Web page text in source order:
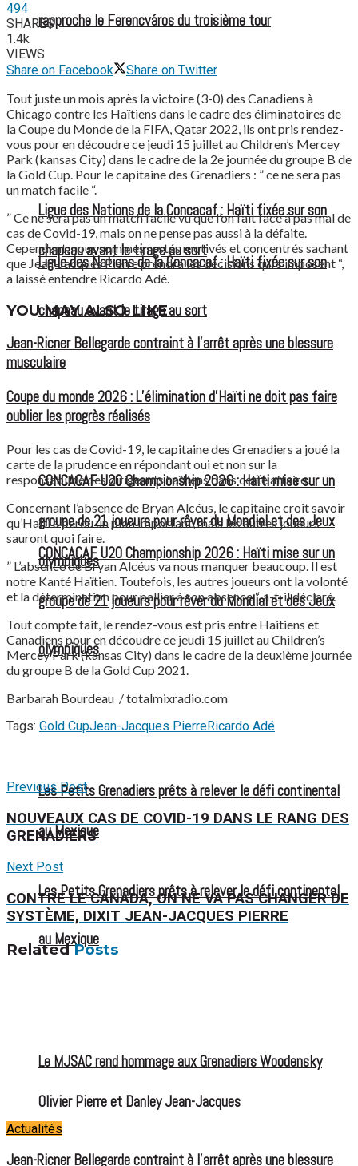
rapproche le Ferencváros du troisième tour
Ligue des Nations de la Concacaf : Haïti fixée sur son
chapeau avant le tirage au sort
CONCACAF U20 Championship 2026 : Haïti mise sur un
groupe de 21 joueurs pour rêver du Mondial et des Jeux
olympiques
Les Petits Grenadiers prêts à relever le défi continental
au Mexique
Ligue des Nations de la Concacaf : Haïti fixée sur son
chapeau avant le tirage au sort
CONCACAF U20 Championship 2026 : Haïti mise sur un
groupe de 21 joueurs pour rêver du Mondial et des Jeux
olympiques
Les Petits Grenadiers prêts à relever le défi continental
au Mexique
Le MJSAC rend hommage aux Grenadiers Woodensky
Olivier Pierre et Danley Jean-Jacques
494
SHARES
1.4k
VIEWS
Share on Facebook
Share on Twitter
Tout juste un mois après la victoire (3-0) des Canadiens à
Chicago contre les Haïtiens dans le cadre des éliminatoires de
la Coupe du Monde de la FIFA, Qatar 2022, ils ont pris rendez-
vous pour en découdre ce jeudi 15 juillet au Children’s Mercey
Park (kansas City) dans le cadre de la 2e journée du groupe B de
la Gold Cup. Pour le capitaine des Grenadiers : ” ce ne sera pas
un match facile “.
” Ce ne sera pas un match facile vu que l’on fait face à pas mal de
cas de Covid-19, mais on ne pense pas aussi à la défaite.
Cependant, nous sommes restés motivés et concentrés sachant
que Jean-Jacques Pierre prendra les décisions qui s’imposent “,
a laissé entendre Ricardo Adé.
YOU MAY ALSO LIKE
Jean-Ricner Bellegarde contraint à l’arrêt après une blessure
musculaire
Coupe du monde 2026 : L’élimination d’Haïti ne doit pas faire
oublier les progrès réalisés
Pour les cas de Covid-19, le capitaine des Grenadiers a joué la
carte de la prudence en répondant oui et non sur la
responsabilité des dirigeants haïtiens dans cette affaire.
Concernant l’absence de Bryan Alcéus, le capitaine croît savoir
qu’Haiti a perdu un pion important, mais les autres joueurs
sauront quoi faire.
” L’absence de Bryan Alcéus va nous manquer beaucoup. Il est
notre Kanté Haïtien. Toutefois, les autres joueurs ont la volonté
et la détermination pour pallier à son absence “, a-t-il déclaré.
Tout compte fait, le rendez-vous est pris entre Haitiens et
Canadiens pour en découdre ce jeudi 15 juillet au Children’s
Mercey Park (kansas City) dans le cadre de la deuxième journée
du groupe B de la Gold Cup 2021.
Barbarah Bourdeau / totalmixradio.com
Tags: Gold CupJean-Jacques PierreRicardo Adé
Previous Post
NOUVEAUX CAS DE COVID-19 DANS LE RANG DES
GRENADIERS
Next Post
CONTRE LE CANADA, ON NE VA PAS CHANGER DE
SYSTÈME, DIXIT JEAN-JACQUES PIERRE
RelatedPosts
Actualités
Jean-Ricner Bellegarde contraint à l’arrêt après une blessure